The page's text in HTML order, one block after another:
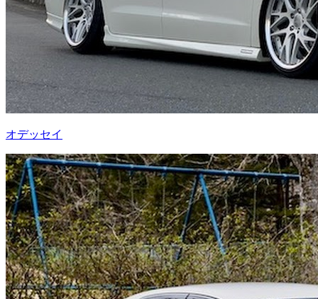
オデッセイ